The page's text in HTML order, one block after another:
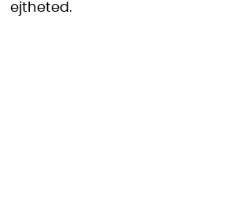
ejtheted.